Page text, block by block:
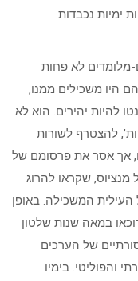
ימיות נכבדות.
מלומדים לא פחות
היו משכילים ממנו,
להיות יהירים. הוא לא
להצטרף לשורות
אך אסר את פרסומם של
מנציוס, שקראו להרוג
העילית המשכילה. באופן
במאה שנות שלטון
של הערכים
והפוליטי. בימיו